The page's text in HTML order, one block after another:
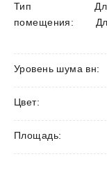
Тип
помещения:
Уровень шума вн:
Цвет:
Площадь: